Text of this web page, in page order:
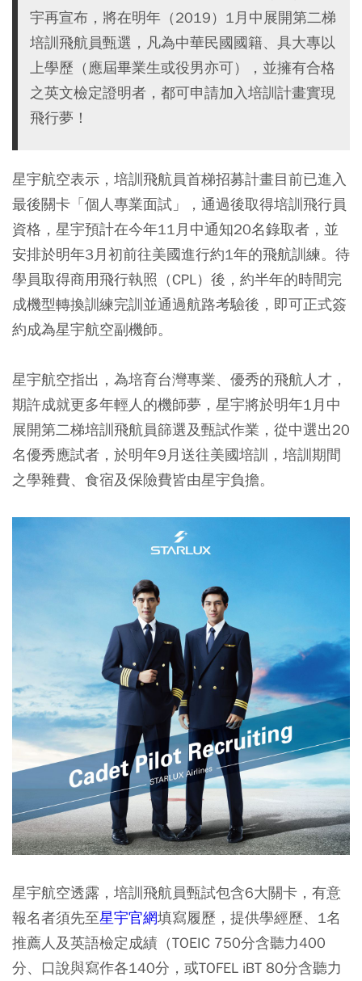
宇再宣布，將在明年（2019）1月中展開第二梯
培訓飛航員甄選，凡為中華民國國籍、具大專以
上學歷（應屆畢業生或役男亦可），並擁有合格
之英文檢定證明者，都可申請加入培訓計畫實現
飛行夢！
星宇航空表示，培訓飛航員首梯招募計畫目前已進入
最後關卡「個人專業面試」，通過後取得培訓飛行員
資格，星宇預計在今年11月中通知20名錄取者，並
安排於明年3月初前往美國進行約1年的飛航訓練。待
學員取得商用飛行執照（CPL）後，約半年的時間完
成機型轉換訓練完訓並通過航路考驗後，即可正式簽
約成為星宇航空副機師。
星宇航空指出，為培育台灣專業、優秀的飛航人才，
期許成就更多年輕人的機師夢， 星宇將於明年1月中
展開第二梯培訓飛航員篩選及甄試作業 ，從中選出20
名優秀應試者，於明年9月送往美國培訓， 培訓期間
之學雜費、食宿及保險費皆由星宇負擔。
星宇航空透露，培訓飛航員甄試包含6大關卡，有意
報名者須先至星宇官網填寫履歷，提供學經歷、1名
推薦人及英語檢定成績（TOEIC 750分含聽力400
分、口說與寫作各140分，或TOFEL iBT 80分含聽力